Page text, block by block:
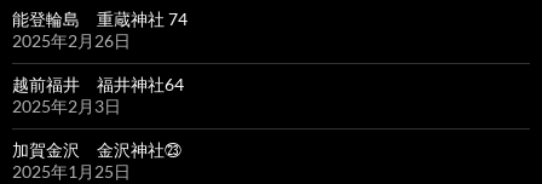
能登輪島 重蔵神社 74
2025年2月26日
越前福井 福井神社64
2025年2月3日
加賀金沢 金沢神社㉓
2025年1月25日